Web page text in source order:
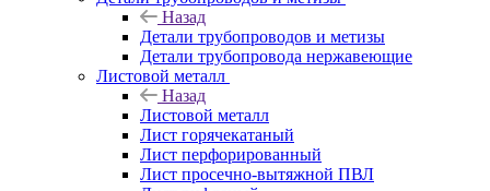
Назад
Детали трубопроводов и метизы
Детали трубопровода нержавеющие
Листовой металл
Назад
Листовой металл
Лист горячекатаный
Лист перфорированный
Лист просечно-вытяжной ПВЛ